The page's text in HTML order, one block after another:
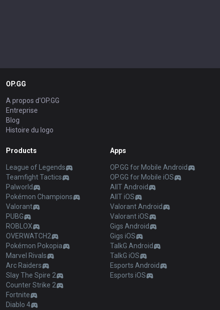
OP.GG
A propos d'OP.GG
Entreprise
Blog
Histoire du logo
Products
League of Legends
Teamfight Tactics
Palworld
Pokémon Champions
Valorant
PUBG
ROBLOX
OVERWATCH2
Pokémon Pokopia
Marvel Rivals
Arc Raiders
Slay The Spire 2
Counter Strike 2
Fortnite
Diablo 4
Apps
OP.GG for Mobile Android
OP.GG for Mobile iOS
AllT Android
AllT iOS
Valorant Android
Valorant iOS
Gigs Android
Gigs iOS
TalkG Android
TalkG iOS
Esports Android
Esports iOS